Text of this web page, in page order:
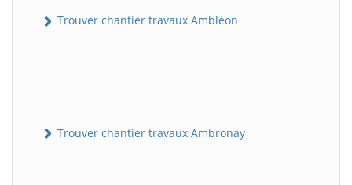
Trouver chantier travaux Ambléon
Trouver chantier travaux Ambronay